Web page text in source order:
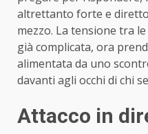
altrettanto forte e
mezzo. La tensione tra le
già complicata, ora
alimentata da uno
davanti agli occhi di chi
Attacco in